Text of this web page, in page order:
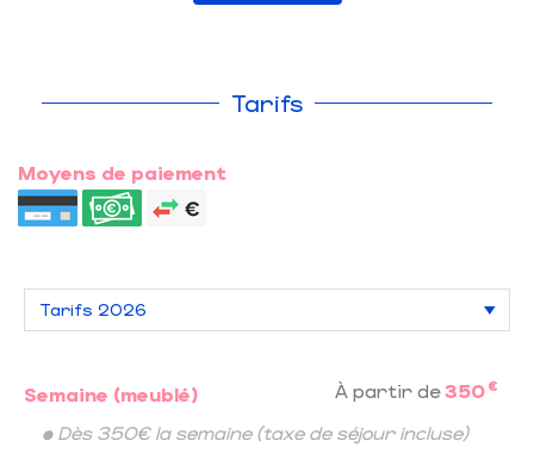
Tarifs
Moyens de paiement
Semaine (meublé) À partir de350 €
• Dès 350€ la semaine (taxe de séjour incluse)